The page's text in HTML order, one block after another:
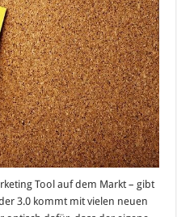
Viele
neue
Follower
bekommen!
Tool auf dem Markt – gibt
3.0 kommt mit vielen neuen